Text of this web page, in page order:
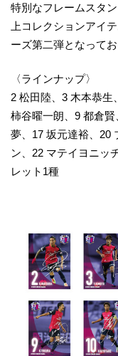
特別なフレームスタ
上コレクションアイ
ーズ第二弾となってお
〈ラインナップ〉
2 松田陸、3 木本恭生
柿谷曜一朗、9 都倉
夢、17 坂元達裕、20
ン、22 マテイヨニッ
レット1種